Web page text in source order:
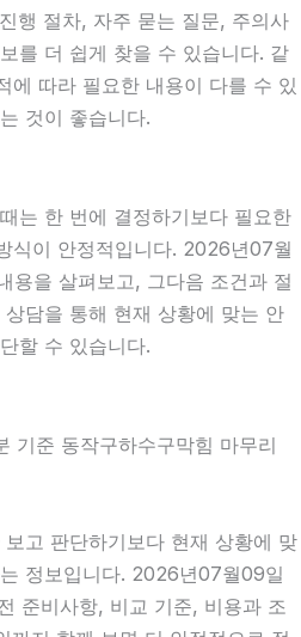
행 절차, 자주 묻는 질문, 주의사
를 더 쉽게 찾을 수 있습니다. 같
에 따라 필요한 내용이 다를 수 있
것이 좋습니다.
는 한 번에 결정하기보다 필요한
식이 안정적입니다. 2026년07월
을 살펴보고, 그다음 조건과 절
담을 통해 현재 상황에 맞는 안
할 수 있습니다.
준 동작구하수구막힘 마무리
고 판단하기보다 현재 상황에 맞
정보입니다. 2026년07월09일
준비사항, 비교 기준, 비용과 조